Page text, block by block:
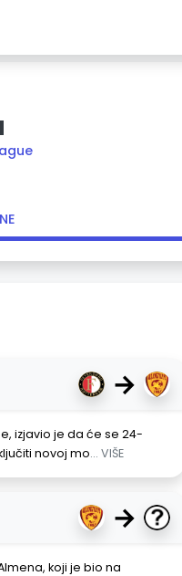
→
izjavio je da će se 24-
novoj mo... VIŠE
→
koji je bio na